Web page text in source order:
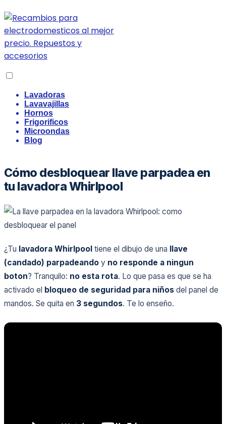
Lavadoras
Lavavajillas
Hornos
Frigorificos
Microondas
Blog
Cómo desbloquear llave parpadea en
tu lavadora Whirlpool
¿Tu lavadora Whirlpool tiene el dibujo de una llave
(candado) parpadeando y no responde a ningun
boton? Tranquilo: no esta rota. Lo que pasa es que se ha
activado el bloqueo de seguridad para niños del panel de
mandos. Se quita en 3 segundos. Te lo enseño.